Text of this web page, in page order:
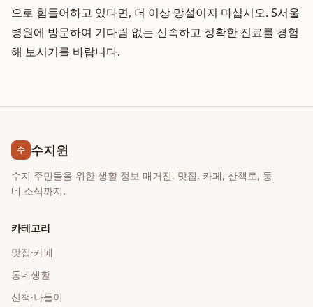
으로 힘들어하고 있다면, 더 이상 망설이지 마십시오. S서울
병원에 방문하여 기다림 없는 신속하고 정확한 진료를 경험
해 보시기를 바랍니다.
수 수지윈
수지 주민들을 위한 생활 정보 매거진. 맛집, 카페, 산책로, 동
네 소식까지.
카테고리
맛집·카페
동네생활
산책·나들이